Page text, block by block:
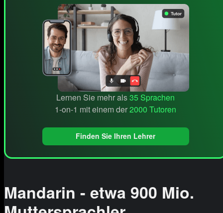
Lernen Sie mehr als35 Sprachen
1-on-1 mit einem der2000 Tutoren
Finden Sie Ihren Lehrer
Mandarin - etwa 900 Mio.